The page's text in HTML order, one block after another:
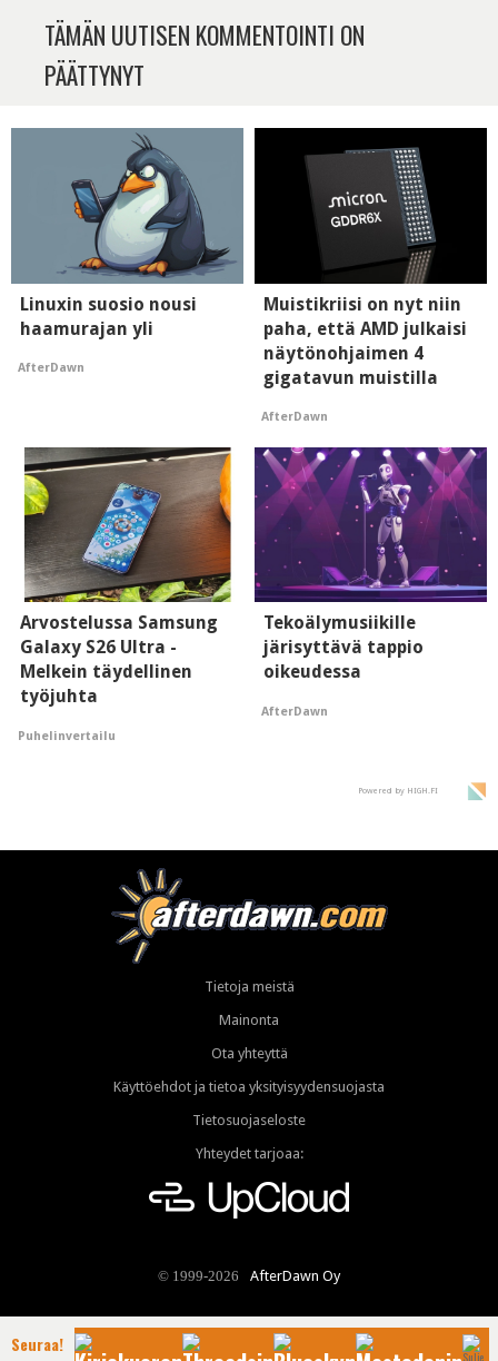
TÄMÄN UUTISEN KOMMENTOINTI ON
PÄÄTTYNYT
Linuxin suosio nousi
haamurajan yli
AfterDawn
Muistikriisi on nyt niin
paha, että AMD julkaisi
näytönohjaimen 4
gigatavun muistilla
AfterDawn
Arvostelussa Samsung
Galaxy S26 Ultra -
Melkein täydellinen
työjuhta
Puhelinvertailu
Tekoälymusiikille
järisyttävä tappio
oikeudessa
AfterDawn
Powered by HIGH.FI
Tietoja meistä
Mainonta
Ota yhteyttä
Käyttöehdot ja tietoa yksityisyydensuojasta
Tietosuojaseloste
Yhteydet tarjoaa:
© 1999-2026 AfterDawn Oy
Seuraa!